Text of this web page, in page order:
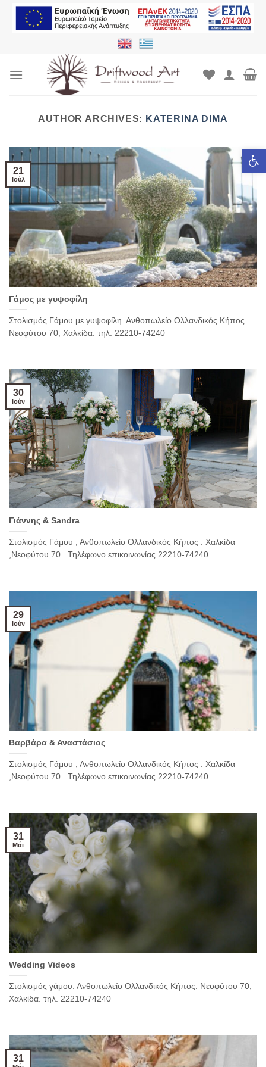
Μετάβαση
AUTHOR ARCHIVES: KATERINA DIMA
Γάμος με γυψοφίλη
Στολισμός Γάμου με γυψοφίλη. Ανθοπωλείο Ολλανδικός Κήπος.
Νεοφύτου 70, Χαλκίδα. τηλ. 22210-74240
21
Ιούλ
Γιάννης & Sandra
Στολισμός Γάμου , Ανθοπωλείο Ολλανδικός Κήπος . Χαλκίδα
,Νεοφύτου 70 . Τηλέφωνο επικοινωνίας 22210-74240
30
Ιούν
Βαρβάρα & Αναστάσιος
Στολισμός Γάμου , Ανθοπωλείο Ολλανδικός Κήπος . Χαλκίδα
,Νεοφύτου 70 . Τηλέφωνο επικοινωνίας 22210-74240
29
Ιούν
Wedding Videos
Στολισμός γάμου. Ανθοπωλείο Ολλανδικός Κήπος. Νεοφύτου 70,
Χαλκίδα. τηλ. 22210-74240
31
Μάι
31